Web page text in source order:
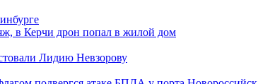
в Керчи дрон попал в жилой дом
Лидию Невзорову